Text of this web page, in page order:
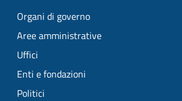
Organi di governo
Aree amministrative
Uffici
Enti e fondazioni
Politici